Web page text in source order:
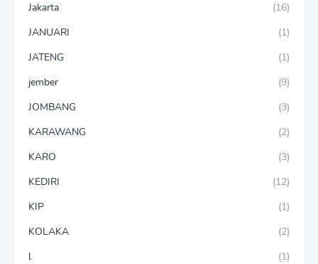
Jakarta
(16)
JANUARI
(1)
JATENG
(1)
jember
(9)
JOMBANG
(3)
KARAWANG
(2)
KARO
(3)
KEDIRI
(12)
KIP
(1)
KOLAKA
(2)
l
(1)